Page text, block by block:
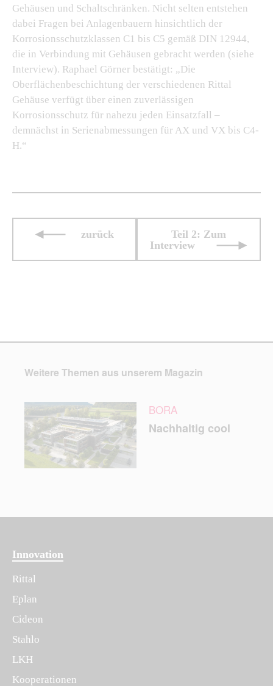
Gehäusen und Schaltschränken. Nicht selten entstehen
dabei Fragen bei Anlagenbauern hinsichtlich der
Korrosionsschutzklassen C1 bis C5 gemäß DIN 12944,
die in Verbindung mit Gehäusen gebracht werden (siehe
Interview). Raphael Görner bestätigt: „Die
Oberflächenbeschichtung der verschiedenen Rittal
Gehäuse verfügt über einen zuverlässigen
Korrosionsschutz für nahezu jeden Einsatzfall –
demnächst in Serienabmessungen für AX und VX bis C4-
H.“
zurück
Teil 2: Zum
Interview
Weitere Themen aus unserem Magazin
BORA
Nachhaltig cool
Innovation
Rittal
Eplan
Cideon
Stahlo
LKH
Kooperationen